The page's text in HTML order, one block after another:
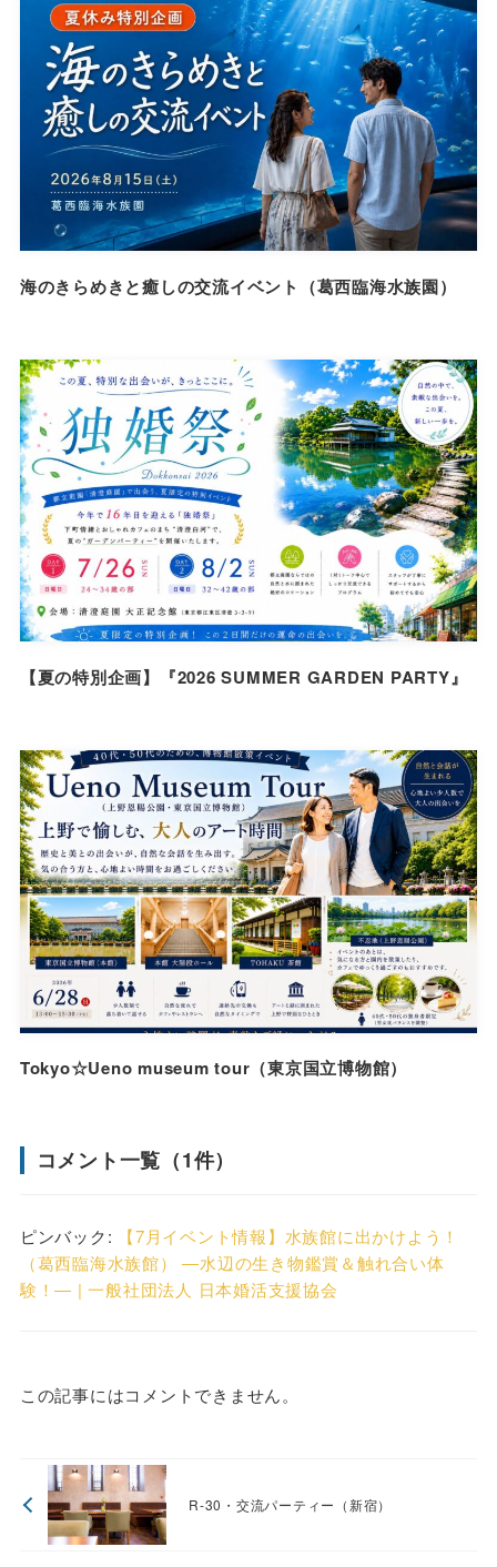
海のきらめきと癒しの交流イベント（葛西臨海水族園）
【夏の特別企画】『2026 SUMMER GARDEN PARTY』
Tokyo☆Ueno museum tour（東京国立博物館）
コメント一覧（1件）
ピンバック:
【7月イベント情報】水族館に出かけよう！
（葛西臨海水族館） ―水辺の生き物鑑賞＆触れ合い体
験！― | 一般社団法人 日本婚活支援協会
この記事にはコメントできません。
R-30・交流パーティー（新宿）